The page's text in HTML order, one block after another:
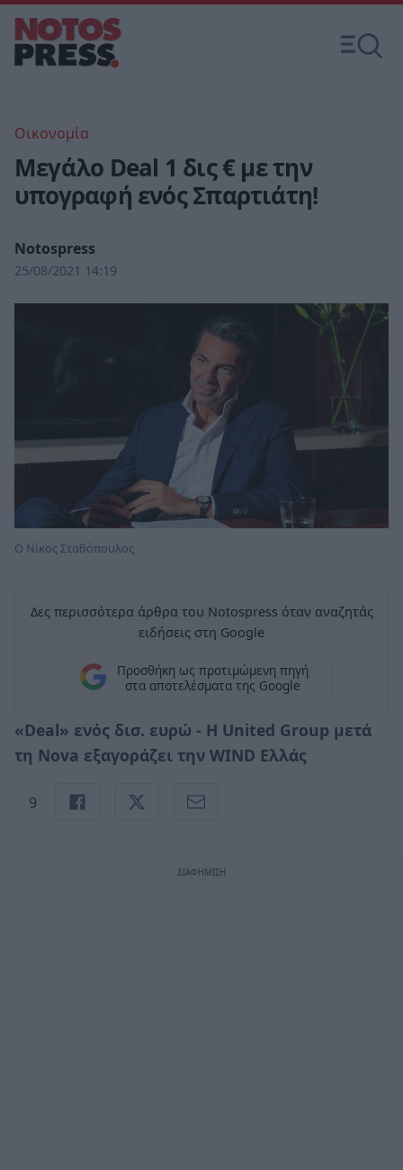
Οικονομία
Μεγάλο Deal 1 δις € με την
υπογραφή ενός Σπαρτιάτη!
Notospress
25/08/2021 14:19
O Νίκος Σταθόπουλος
Δες περισσότερα άρθρα του Notospress όταν αναζητάς
ειδήσεις στη Google
Προσθήκη ως προτιμώμενη πηγή
στα αποτελέσματα της Google
«Deal» ενός δισ. ευρώ - H United Group μετά
τη Nova εξαγοράζει την WIND Ελλάς
9